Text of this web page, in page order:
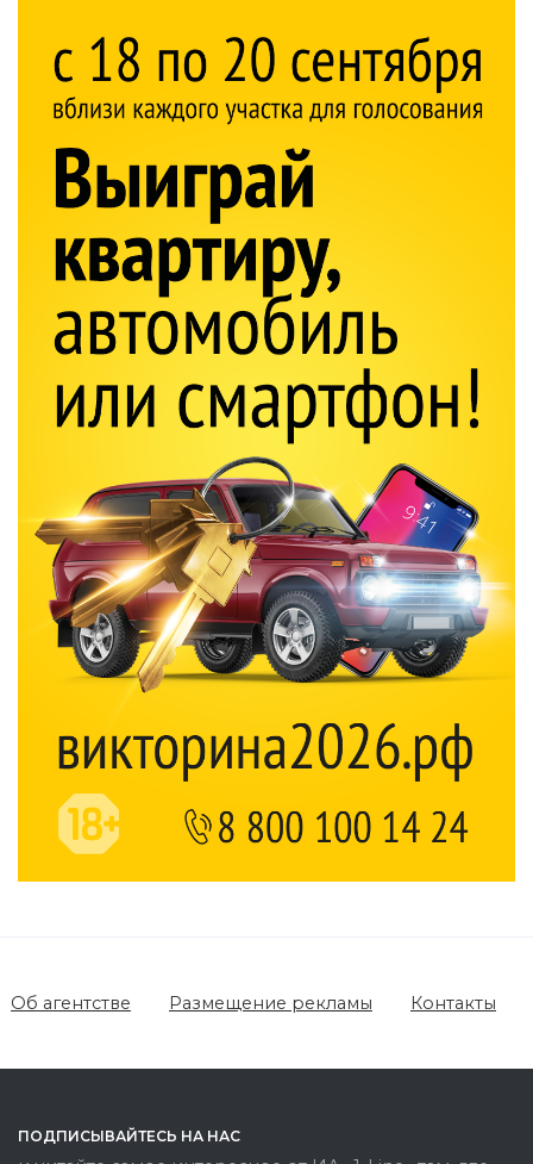
Об агентстве Размещение рекламы Контакты
ПОДПИСЫВАЙТЕСЬ НА НАС